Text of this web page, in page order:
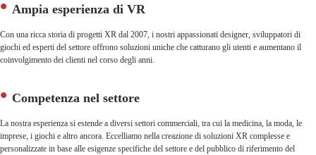
Ampia esperienza di VR
Con una ricca storia di progetti XR dal 2007, i nostri appassionati designer, sviluppatori di
giochi ed esperti del settore offrono soluzioni uniche che catturano gli utenti e aumentano il
coinvolgimento dei clienti nel corso degli anni.
Competenza nel settore
La nostra esperienza si estende a diversi settori commerciali, tra cui la medicina, la moda, le
imprese, i giochi e altro ancora. Eccelliamo nella creazione di soluzioni XR complesse e
personalizzate in base alle esigenze specifiche del settore e del pubblico di riferimento del